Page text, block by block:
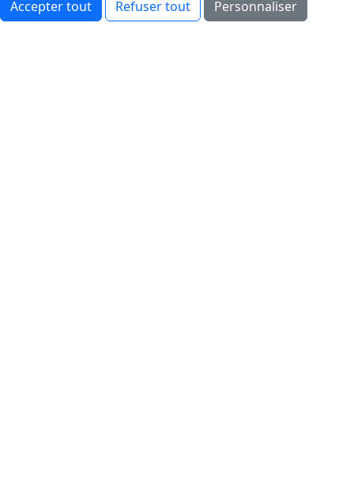
Accepter tout Refuser tout Personnaliser